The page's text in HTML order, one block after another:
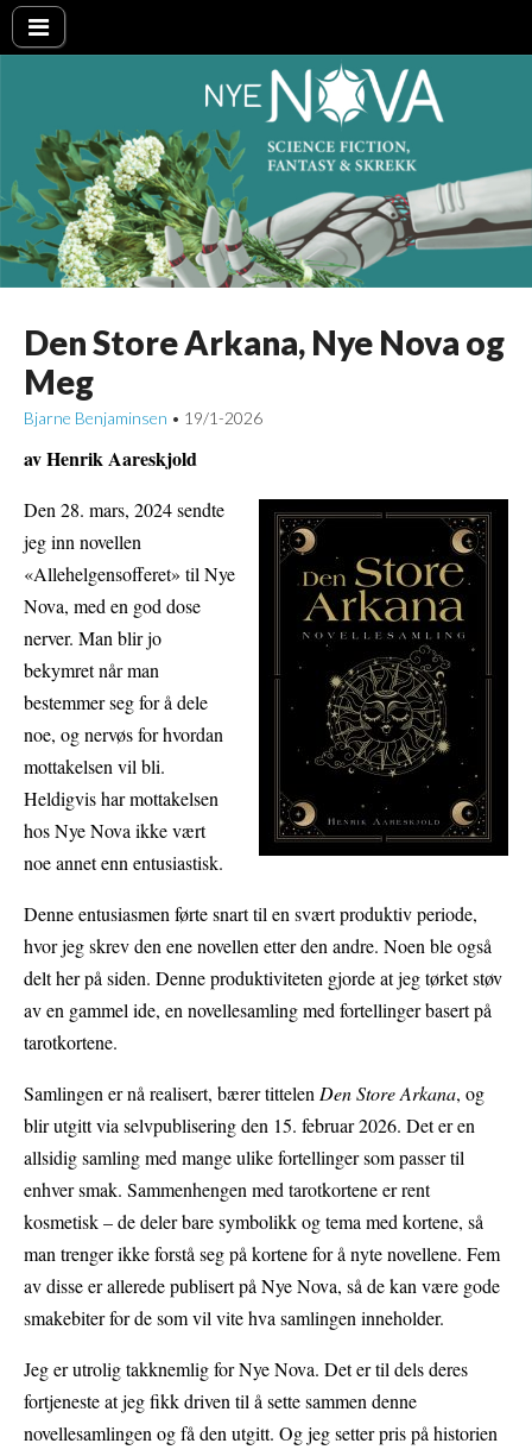
Nye NOVA
Den Store Arkana, Nye Nova og
Meg
Bjarne Benjaminsen • 19/1-2026
av Henrik Aareskjold
Den 28. mars, 2024 sendte
jeg inn novellen
«Allehelgensofferet» til Nye
Nova, med en god dose
nerver. Man blir jo
bekymret når man
bestemmer seg for å dele
noe, og nervøs for hvordan
mottakelsen vil bli.
Heldigvis har mottakelsen
hos Nye Nova ikke vært
noe annet enn entusiastisk.
Denne entusiasmen førte snart til en svært produktiv periode,
hvor jeg skrev den ene novellen etter den andre. Noen ble også
delt her på siden. Denne produktiviteten gjorde at jeg tørket støv
av en gammel ide, en novellesamling med fortellinger basert på
tarotkortene.
Samlingen er nå realisert, bærer tittelen Den Store Arkana, og
blir utgitt via selvpublisering den 15. februar 2026. Det er en
allsidig samling med mange ulike fortellinger som passer til
enhver smak. Sammenhengen med tarotkortene er rent
kosmetisk – de deler bare symbolikk og tema med kortene, så
man trenger ikke forstå seg på kortene for å nyte novellene. Fem
av disse er allerede publisert på Nye Nova, så de kan være gode
smakebiter for de som vil vite hva samlingen inneholder.
Jeg er utrolig takknemlig for Nye Nova. Det er til dels deres
fortjeneste at jeg fikk driven til å sette sammen denne
novellesamlingen og få den utgitt. Og jeg setter pris på historien